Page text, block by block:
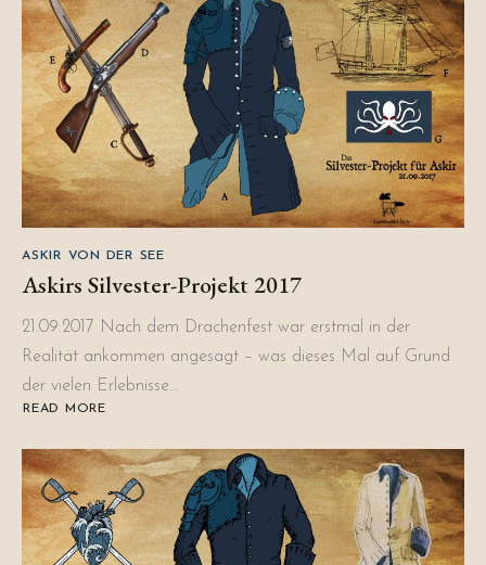
ASKIR VON DER SEE
Askirs Silvester-Projekt 2017
21.09.2017 Nach dem Drachenfest war erstmal in der
Realität ankommen angesagt – was dieses Mal auf Grund
der vielen Erlebnisse…
READ MORE
ABOUT
PROJEKT
2017